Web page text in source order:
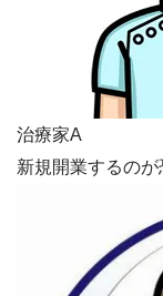
治療家A
新規開業するのが